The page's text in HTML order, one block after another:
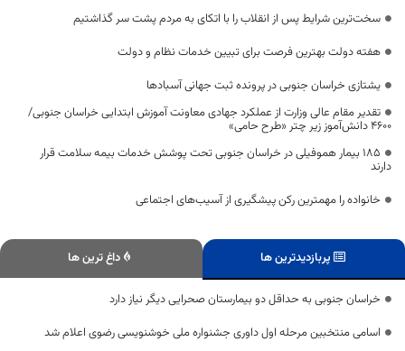
سخت‌ترین شرایط پس از انقلاب را با اتکای به مردم پشت سر گذاشتیم
هفته دولت بهترین فرصت برای تبیین خدمات نظام و دولت
یشتازی خراسان جنوبی در پرونده ثبت جهانی آسبادها
تقدیر مقام عالی وزارت از عملکرد جهادی معاونت آموزش ابتدایی خراسان جنوبی/
۴۶۰۰ دانش‌آموز زیر چتر «طرح حامی»
۱۸۵ بیمار هموفیلی در خراسان جنوبی تحت پوشش خدمات بیمه سلامت قرار
دارند
خانواده را مهمترین رکن پیشگیری از آسیب‌های اجتماعی
پربازدیدترین ها داغ ترین ها
خراسان جنوبی به حداقل دو بیمارستان صحرایی دیگر نیاز دارد
اسامی منتخبین مرحله اول داوری جشنواره ملی خوشنویسی رضوی اعلام شد